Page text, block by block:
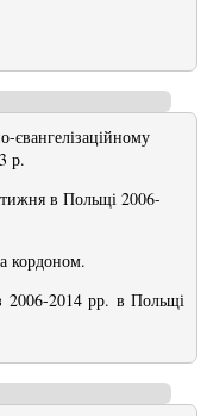
євангелізаційному
р.
в Польщі 2006-
кордоном.
2006-2014 рр. в Польщі